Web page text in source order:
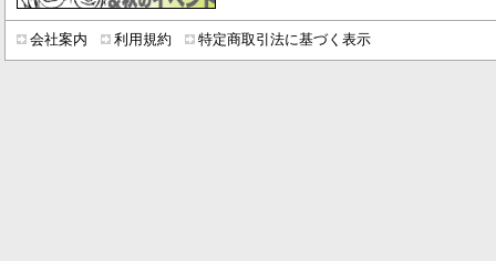
会社案内 利用規約 特定商取引法に基づく表示